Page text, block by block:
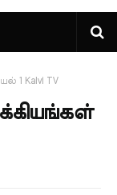
1 Kalvi TV